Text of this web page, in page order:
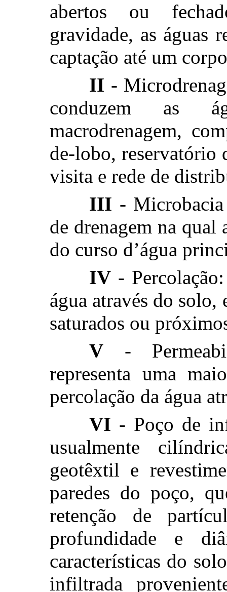
abertos ou
gravidade, as águas
captação até um
II -
conduzem as
macrodrenagem,
de-lobo, reservatório
visita e rede de
III -
de drenagem na qual
do curso d’água
IV -
água através do solo,
saturados ou
V -
representa uma
percolação da água
VI - Poço de
usualmente
geotêxtil e
paredes do poço,
retenção de
profundidade e
características do
infiltrada